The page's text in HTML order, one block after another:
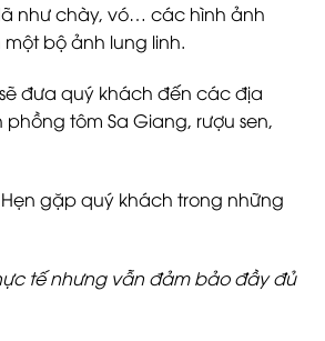
như chày, vó… các hình ảnh
bộ ảnh lung linh.
đưa quý khách đến các địa
tôm Sa Giang, rượu sen,
gặp quý khách trong những
tế nhưng vẫn đảm bảo đầy đủ